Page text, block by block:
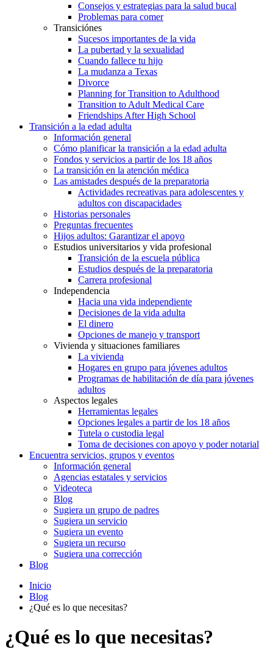
Consejos y estrategias para la salud bucal
Problemas para comer
Transiciónes
Sucesos importantes de la vida
La pubertad y la sexualidad
Cuando fallece tu hijo
La mudanza a Texas
Divorce
Planning for Transition to Adulthood
Transition to Adult Medical Care
Friendships After High School
Transición a la edad adulta
Información general
Cómo planificar la transición a la edad adulta
Fondos y servicios a partir de los 18 años
La transición en la atención médica
Las amistades después de la preparatoria
Actividades recreativas para adolescentes y
adultos con discapacidades
Historias personales
Preguntas frecuentes
Hijos adultos: Garantizar el apoyo
Estudios universitarios y vida profesional
Transición de la escuela pública
Estudios después de la preparatoria
Carrera profesional
Independencia
Hacia una vida independiente
Decisiones de la vida adulta
El dinero
Opciones de manejo y transport
Vivienda y situaciones familiares
La vivienda
Hogares en grupo para jóvenes adultos
Programas de habilitación de día para jóvenes
adultos
Aspectos legales
Herramientas legales
Opciones legales a partir de los 18 años
Tutela o custodia legal
Toma de decisiones con apoyo y poder notarial
Encuentra servicios, grupos y eventos
Información general
Agencias estatales y servicios
Videoteca
Blog
Sugiera un grupo de padres
Sugiera un servicio
Sugiera un evento
Sugiera un recurso
Sugiera una corrección
Blog
Inicio
Blog
¿Qué es lo que necesitas?
¿Qué es lo que necesitas?